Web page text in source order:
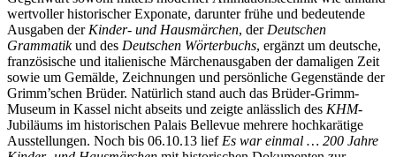
wertvoller historischer Exponate, darunter frühe und bedeutende
Ausgaben der Kinder- und Hausmärchen, der Deutschen
Grammatikund des Deutschen Wörterbuchs, ergänzt um deutsche,
französische und italienische Märchenausgaben der damaligen Zeit
sowie um Gemälde, Zeichnungen und persönliche Gegenstände der
Grimm’schen Brüder. Natürlich stand auch das Brüder-Grimm-
Museum in Kassel nicht abseits und zeigte anlässlich des KHM-
Jubiläums im historischen Palais Bellevue mehrere hochkarätige
Ausstellungen. Noch bis 06.10.13 lief Es war einmal … 200 Jahre